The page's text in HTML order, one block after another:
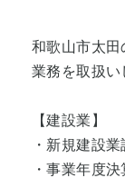
和歌山市太
業務を取扱い
【建設業】
・新規建設
・事業年度